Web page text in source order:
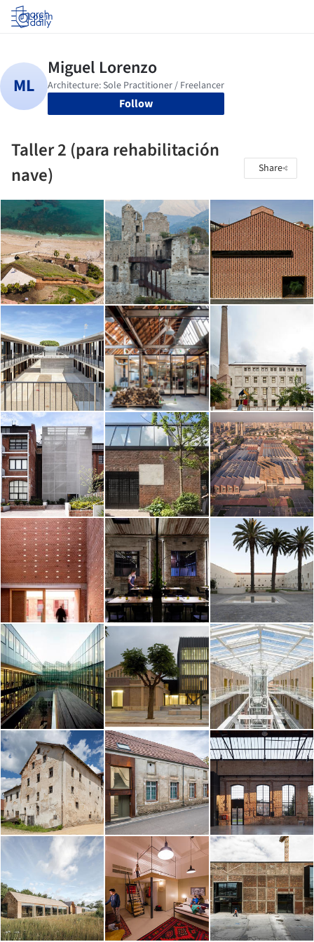
Log in
Follow
Taller 2 (para rehabilitación
nave)
Share